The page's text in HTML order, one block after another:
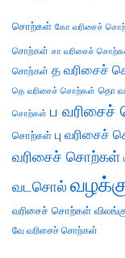
சொற்கள் கோ வரிசைச்
சொற்கள் சா வரிசைச்
சொற்கள் த வரிசைச்
தெ வரிசைச் சொற்கள் தொ
சொற்கள் ப
சொற்கள் பு வரிசைச்
வரிசைச் சொற்கள்
வடசொல்
வரிசைச் சொற்கள்
வே வரிசைச் சொற்கள்